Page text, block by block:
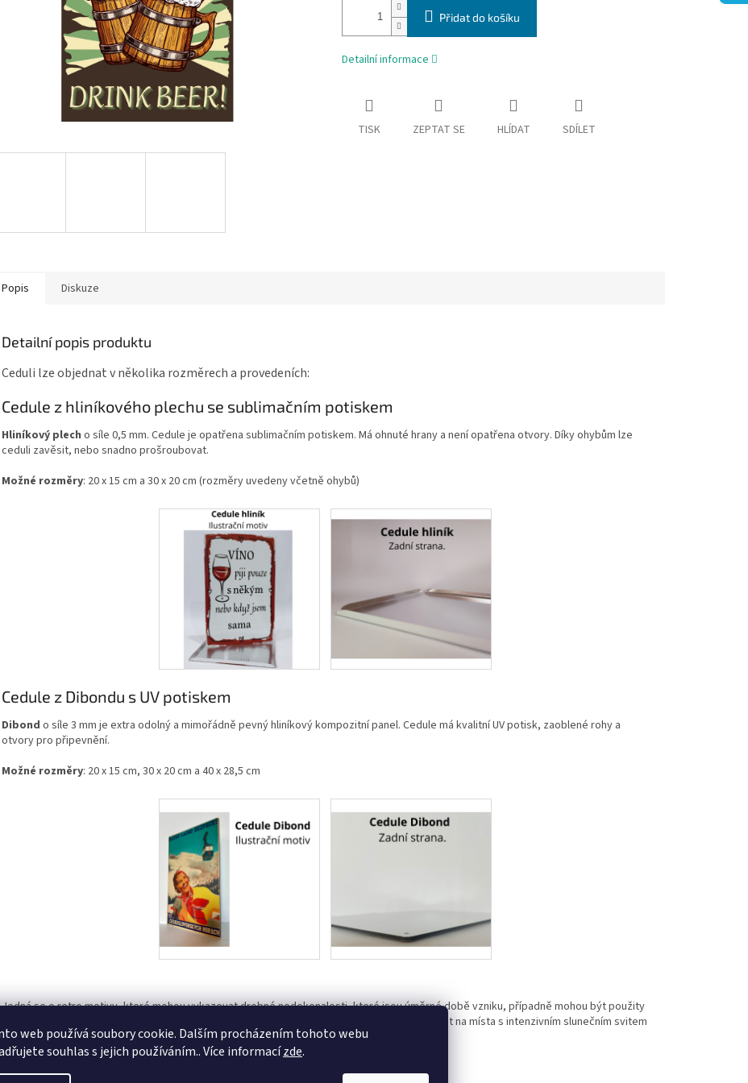
web používá soubory cookie. Dalším procházením tohoto webu
souhlas s jejich používáním.. Více informacízde.
Přidat do košíku
Detailní informace
TISK ZEPTAT SE HLÍDAT SDÍLET
Popis Diskuze
Detailní popis produktu
Ceduli lze objednat v několika rozměrech a provedeních:
Cedule z hliníkového plechu se sublimačním potiskem
Hliníkový plech o síle 0,5 mm. Cedule je opatřena sublimačním potiskem. Má ohnuté hrany a není opatřena otvory. Díky ohybům lze
ceduli zavěsit, nebo snadno prošroubovat.
Možné rozměry: 20 x 15 cm a 30 x 20 cm (rozměry uvedeny včetně ohybů)
Cedule z Dibondu s UV potiskem
Dibond o síle 3 mm je extra odolný a mimořádně pevný hliníkový kompozitní panel. Cedule má kvalitní UV potisk, zaoblené rohy a
otvory pro připevnění.
Možné rozměry: 20 x 15 cm, 30 x 20 cm a 40 x 28,5 cm
Jedná se o retro motivy, které mohou vykazovat drobné nedokonalosti, které jsou úměrné době vzniku, případně mohou být použity
záměrně. Naše cedule jsou určeny pro vnitřní i venkovní umístění. Nedoporučujeme umísťovat na místa s intenzivním slunečním svitem
– může dojít ke ztrátě sytosti barev.